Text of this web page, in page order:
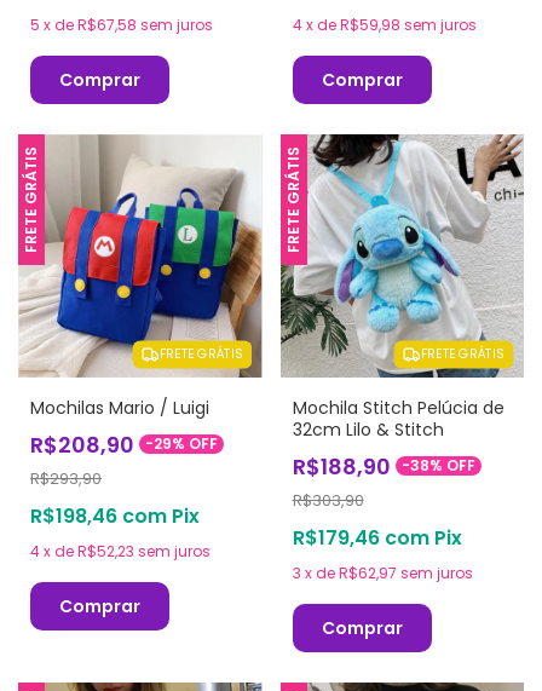
5 xdeR$67,58 sem juros
Comprar
4 xdeR$59,98 sem juros
Comprar
FRETE GRÁTIS
FRETE GRÁTIS
Mochilas Mario / Luigi
R$208,90 -29% OFF
R$293,90
R$198,46 com Pix
4xdeR$52,23 sem juros
Comprar
FRETE GRÁTIS
FRETE GRÁTIS
Mochila Stitch Pelúcia de
32cm Lilo & Stitch
R$188,90 -38% OFF
R$303,90
R$179,46 com Pix
3 xdeR$62,97 sem juros
Comprar